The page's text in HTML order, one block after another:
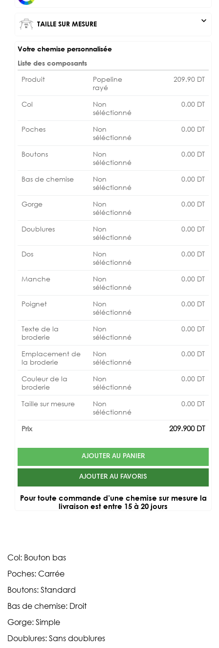
TAILLE SUR MESURE expand_more
Votre chemise personnalisée
Liste des composants
Produit
Popeline
rayé
209.90 DT
Col
Non
séléctionné
0.00 DT
Poches
Non
séléctionné
0.00 DT
Boutons
Non
séléctionné
0.00 DT
Bas de chemise
Non
séléctionné
0.00 DT
Gorge
Non
séléctionné
0.00 DT
Doublures
Non
séléctionné
0.00 DT
Dos
Non
séléctionné
0.00 DT
Manche
Non
séléctionné
0.00 DT
Poignet
Non
séléctionné
0.00 DT
Texte de la
broderie
Non
séléctionné
0.00 DT
Emplacement de
la broderie
Non
séléctionné
0.00 DT
Couleur de la
broderie
Non
séléctionné
0.00 DT
Taille sur mesure
Non
séléctionné
0.00 DT
Prix 209.900DT
AJOUTER AU PANIER
AJOUTER AU FAVORIS
Pour toute commande d’une chemise sur mesure la
livraison est entre 15 à 20 jours
Col: Bouton bas
Poches: Carrée
Boutons: Standard
Bas de chemise: Droit
Gorge: Simple
Doublures: Sans doublures